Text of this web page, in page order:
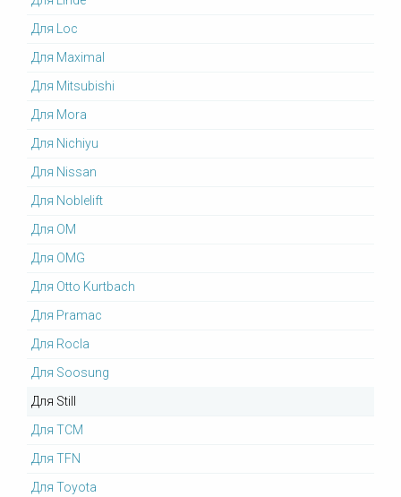
Для Loc
Для Maximal
Для Mitsubishi
Для Mora
Для Nichiyu
Для Nissan
Для Noblelift
Для OM
Для OMG
Для Otto Kurtbach
Для Pramac
Для Rocla
Для Soosung
Для Still
Для TCM
Для TFN
Для Toyota